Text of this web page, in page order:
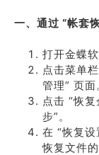
一、通过 “帐套
打开金蝶
点击菜单
管理” 页面
点击 “恢
步”。
在 “恢复
恢复文件